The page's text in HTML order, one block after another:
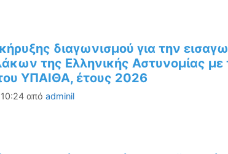
διαγωνισμού για την
της Ελληνικής Αστυνομίας
ΥΠΑΙΘΑ, έτους 2026
από adminil